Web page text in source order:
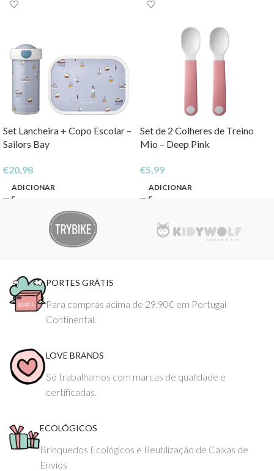
Set Lancheira + Copo Escolar –
Sailors Bay
€20,98
ADICIONAR
Set de 2 Colheres de Treino
Mio – Deep Pink
€5,99
ADICIONAR
PORTES GRÁTIS
Para compras acima de 29.90€ em Portugal
Continental.
LOVE BRANDS
Só trabalhamos com marcas de qualidade e
certificadas.
ECOLÓGICOS
Brinquedos Ecológicos e Reutilização de Caixas de
Envios